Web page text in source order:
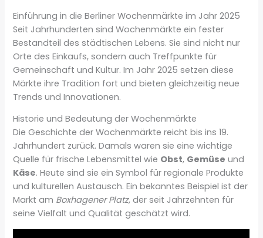
Einführung in die Berliner Wochenmärkte im Jahr 2025
Seit Jahrhunderten sind Wochenmärkte ein fester
Bestandteil des städtischen Lebens. Sie sind nicht nur
Orte des Einkaufs, sondern auch Treffpunkte für
Gemeinschaft und Kultur. Im Jahr 2025 setzen diese
Märkte ihre Tradition fort und bieten gleichzeitig neue
Trends und Innovationen.
Historie und Bedeutung der Wochenmärkte
Die Geschichte der Wochenmärkte reicht bis ins 19.
Jahrhundert zurück. Damals waren sie eine wichtige
Quelle für frische Lebensmittel wie Obst, Gemüse und
Käse. Heute sind sie ein Symbol für regionale Produkte
und kulturellen Austausch. Ein bekanntes Beispiel ist der
Markt am Boxhagener Platz, der seit Jahrzehnten für
seine Vielfalt und Qualität geschätzt wird.